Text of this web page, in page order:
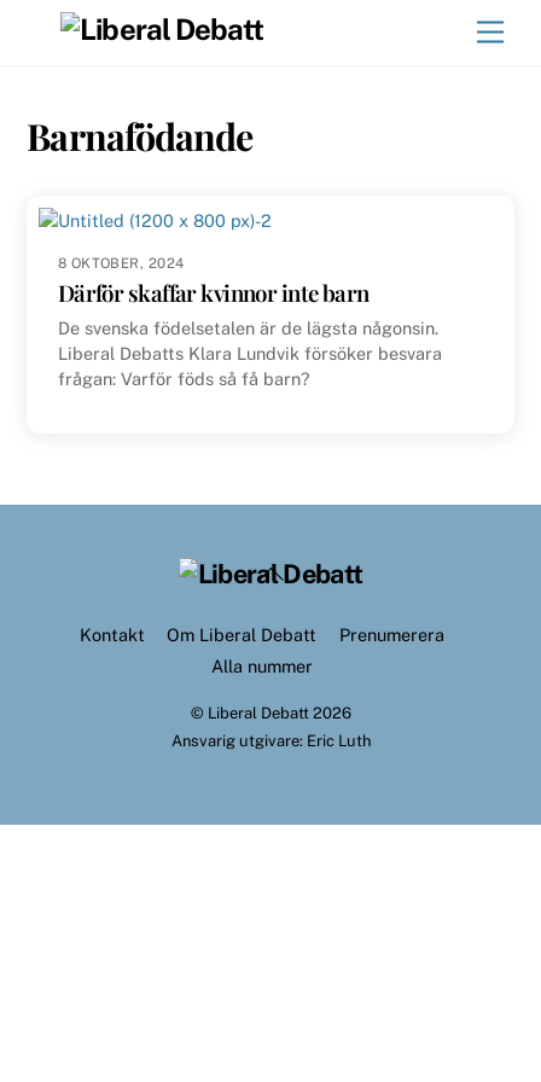
Barnafödande
8 OKTOBER, 2024
Därför skaffar kvinnor inte barn
De svenska födelsetalen är de lägsta någonsin.
Liberal Debatts Klara Lundvik försöker besvara
frågan: Varför föds så få barn?
Back
Top
Kontakt Om Liberal Debatt
Prenumerera
Alla nummer
© Liberal Debatt2026
Ansvarig utgivare: Eric Luth